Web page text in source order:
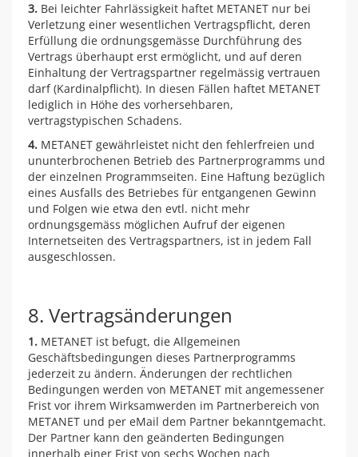
3. Bei leichter Fahrlässigkeit haftet METANET nur bei
Verletzung einer wesentlichen Vertragspflicht, deren
Erfüllung die ordnungsgemässe Durchführung des
Vertrags überhaupt erst ermöglicht, und auf deren
Einhaltung der Vertragspartner regelmässig vertrauen
darf (Kardinalpflicht). In diesen Fällen haftet METANET
lediglich in Höhe des vorhersehbaren,
vertragstypischen Schadens.
4. METANET gewährleistet nicht den fehlerfreien und
ununterbrochenen Betrieb des Partnerprogramms und
der einzelnen Programmseiten. Eine Haftung bezüglich
eines Ausfalls des Betriebes für entgangenen Gewinn
und Folgen wie etwa den evtl. nicht mehr
ordnungsgemäss möglichen Aufruf der eigenen
Internetseiten des Vertragspartners, ist in jedem Fall
ausgeschlossen.
8. Vertragsänderungen
1. METANET ist befugt, die Allgemeinen
Geschäftsbedingungen dieses Partnerprogramms
jederzeit zu ändern. Änderungen der rechtlichen
Bedingungen werden von METANET mit angemessener
Frist vor ihrem Wirksamwerden im Partnerbereich von
METANET und per eMail dem Partner bekanntgemacht.
Der Partner kann den geänderten Bedingungen
innerhalb einer Frist von sechs Wochen nach